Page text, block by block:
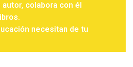
colabora con él
necesitan de tu